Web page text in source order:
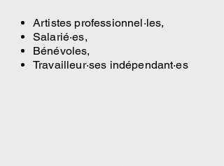
Artistes professionnel·les,
Salarié·es,
Bénévoles,
Travailleur·ses indépendant·es